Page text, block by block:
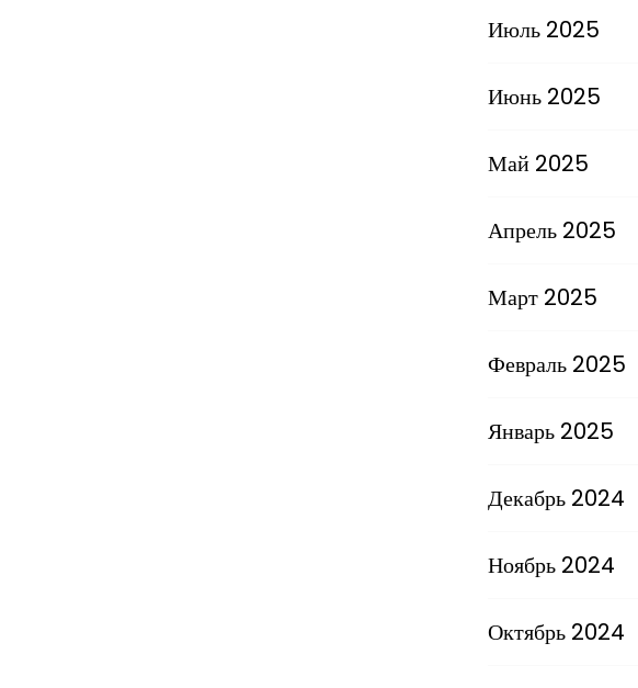
Июль 2025
Июнь 2025
Май 2025
Апрель 2025
Март 2025
Февраль 2025
Январь 2025
Декабрь 2024
Ноябрь 2024
Октябрь 2024